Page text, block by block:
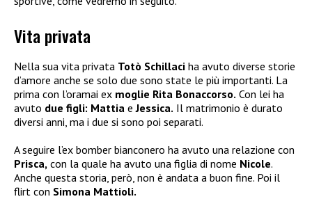
Vita privata
Nella sua vita privata Totò Schillaci ha avuto diverse storie
d’amore anche se solo due sono state le più importanti. La
prima con l’oramai ex moglie Rita Bonaccorso. Con lei ha
avuto due figli: Mattia eJessica. Il matrimonio è durato
diversi anni, ma i due si sono poi separati.
A seguire l’ex bomber bianconero ha avuto una relazione con
Prisca, con la quale ha avuto una figlia di nome Nicole.
Anche questa storia, però, non è andata a buon fine. Poi il
flirt con Simona Mattioli.